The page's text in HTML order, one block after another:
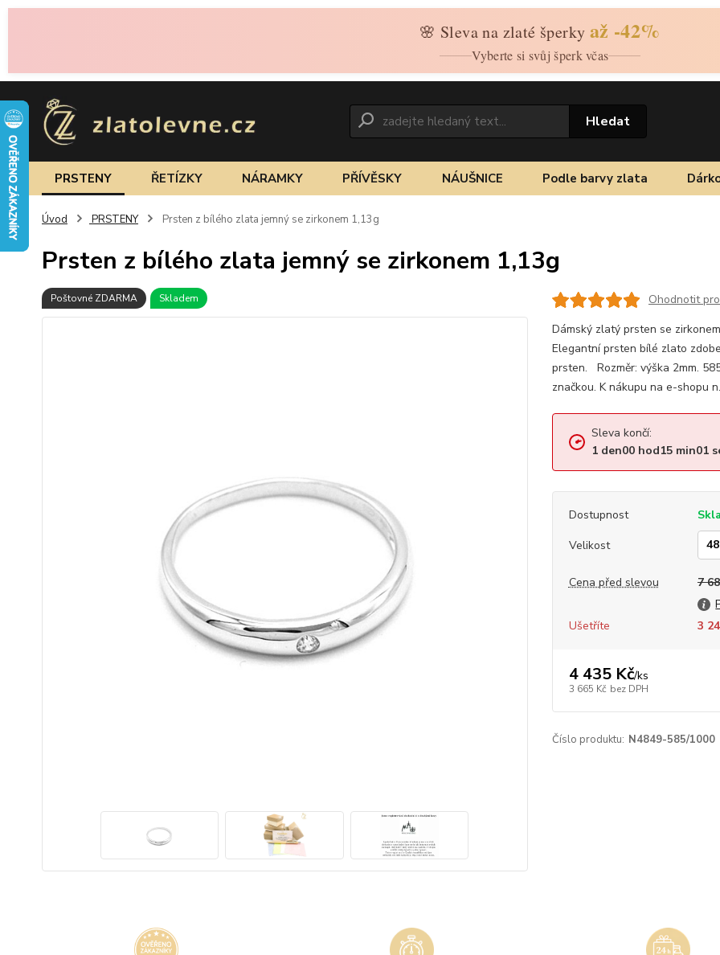
🌸 Sleva na zlaté šperky až -42%
Vyberte si svůj šperk včas
Hledat
PRSTENY ŘETÍZKY NÁRAMKY PŘÍVĚSKY NÁUŠNICE Podle barvy zlata
Úvod PRSTENY Prsten z bílého zlata jemný se zirkonem 1,13g
Prsten z bílého zlata jemný se zirkonem 1,13g
Poštovné ZDARMA Skladem
Ohodnotit
Dámský zlatý prsten se
Elegantní prsten bílé zlato
prsten. Rozměr: výška 2mm.
značkou. K nákupu na e-shopu
Sleva končí:
1 den00hod15min00
Dostupnost
Velikost
Cena před slevou
7
Ušetříte
3
4 435 Kč/ks
3 665 Kč bez DPH
Číslo produktu: N4849-585/1000